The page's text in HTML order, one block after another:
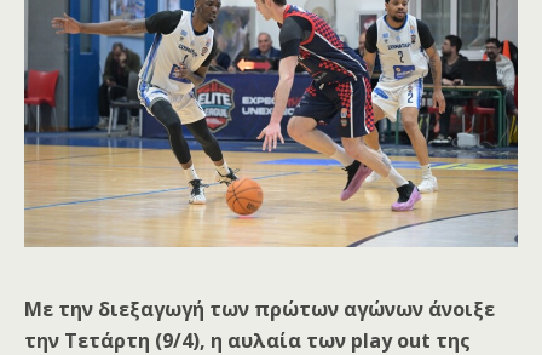
Με την διεξαγωγή των πρώτων αγώνων άνοιξε
την Τετάρτη (9/4), η αυλαία των play out της